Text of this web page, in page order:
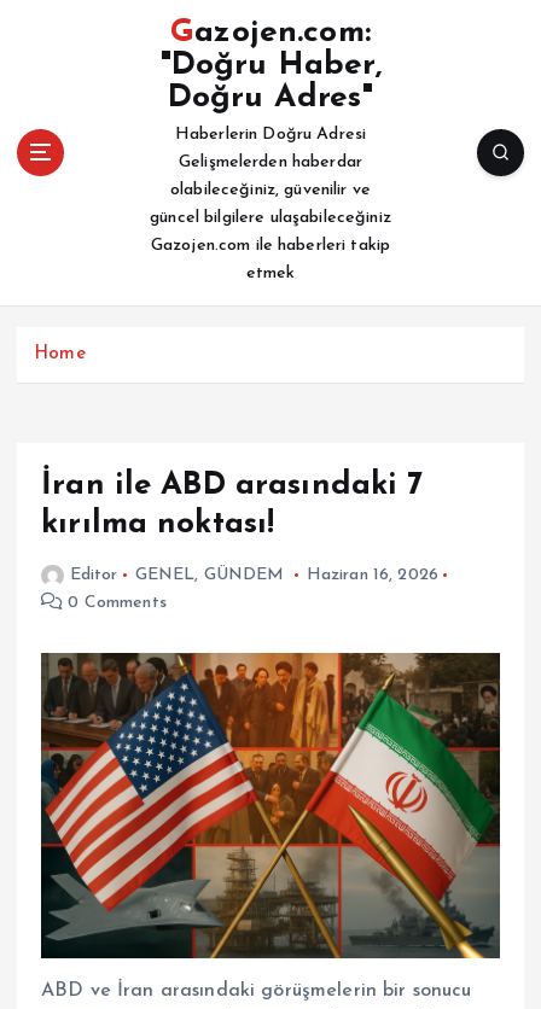
Gazojen.com:
"Doğru Haber,
Doğru Adres"
Haberlerin Doğru Adresi
Gelişmelerden haberdar
olabileceğiniz, güvenilir ve
güncel bilgilere ulaşabileceğiniz
Gazojen.com ile haberleri takip
etmek
Home
İran ile ABD arasındaki 7
kırılma noktası!
Editor GENEL, GÜNDEM
Haziran 16, 2026
0 Comments
ABD ve İran arasındaki görüşmelerin bir sonucu